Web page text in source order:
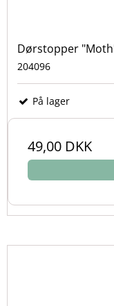
Dørstopper
204096
På lager
49,00 DKK